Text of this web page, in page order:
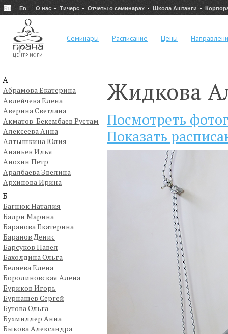
Ru En О нас Тичерс Отчеты о семинарах Школа Аштанги
Семинары Расписание Цены
А
Абрамова Екатерина
Авдейчева Елена
Аверина Светлана
Акматов-Бекембаев Рустам
Алексеева Анна
Алтышкина Юлия
Ананьев Илья
Анохин Петр
Аралбаева Эвелина
Архипова Ирина
Б
Багнюк Наталия
Бадри Марина
Баранова Екатерина
Баранов Денис
Барсуков Павел
Бахолдина Ольга
Беляева Елена
Бородиновская Алена
Буриков Игорь
Бурнашев Сергей
Бутова Ольга
Бухмиллер Анна
Быкова Александра
Жидкова
Посмотреть
Показать